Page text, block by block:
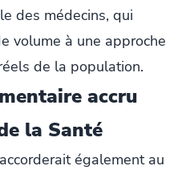
des médecins, qui
volume à une approche
de la population.
accru
la Santé
également au